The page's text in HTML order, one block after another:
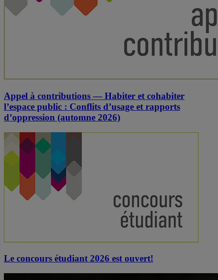
Appel à contributions — Habiter et cohabiter
l’espace public : Conflits d’usage et rapports
d’oppression (automne 2026)
Le concours étudiant 2026 est ouvert!